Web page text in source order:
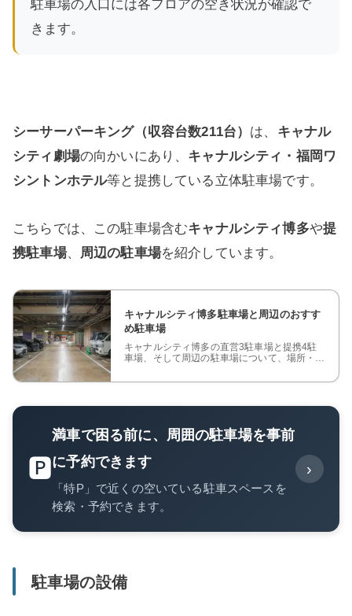
駐車場の入口には各フロアの空き状況が確認で
きます。
シーサーパーキング（収容台数211台） は、 キャナル
シティ劇場の向かいにあり、 キャナルシティ・福岡ワ
シントンホテル等と提携している立体駐車場です。
こちらでは、この駐車場含むキャナルシティ博多や提
携駐車場、 周辺の駐車場を紹介しています。
キャナルシティ博多駐車場と周辺のおすす
め駐車場
キャナルシティ博多の直営3駐車場と提携4駐
車場、そして周辺の駐車場について、場所・駐
めて紹介します。
🅿️
満車で困る前に、周囲の駐車場を事前
に予約できます
「特P」で近くの空いている駐車スペースを
検索・予約できます。
›
駐車場の設備